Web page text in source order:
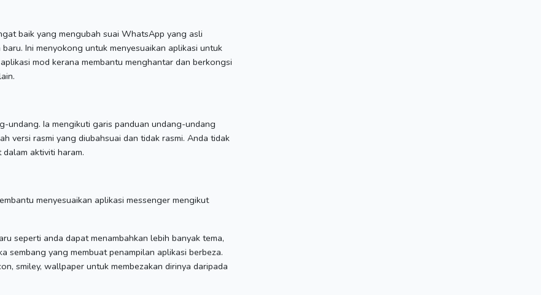
baik yang mengubah suai WhatsApp yang asli
Ini menyokong untuk menyesuaikan aplikasi untuk
mod kerana membantu menghantar dan berkongsi
undang. Ia mengikuti garis panduan undang-undang
versi rasmi yang diubahsuai dan tidak rasmi. Anda tidak
aktiviti haram.
menyesuaikan aplikasi messenger mengikut
seperti anda dapat menambahkan lebih banyak tema,
yang membuat penampilan aplikasi berbeza.
smiley, wallpaper untuk membezakan dirinya daripada